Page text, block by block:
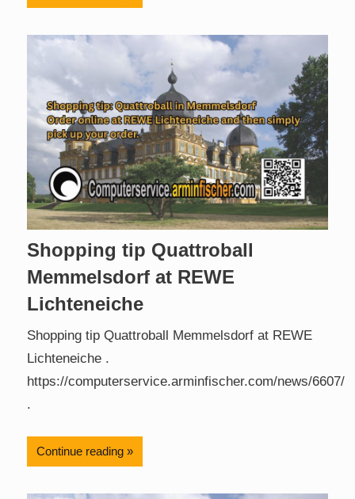
Shopping tip Quattroball
Memmelsdorf at REWE
Lichteneiche
Shopping tip Quattroball Memmelsdorf at REWE
Lichteneiche .
https://computerservice.arminfischer.com/news/6607/
.
Continue reading